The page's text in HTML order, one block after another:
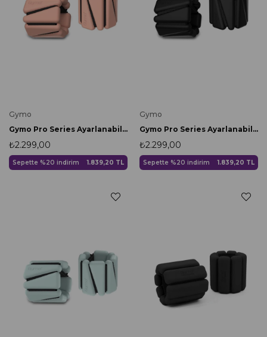
Gymo
Gymo Pro Series Ayarlanabilir Silikon Bilek Ağırlığı 2x500gr Üçgen Somon
₺2.299,00
Sepette %20 indirim 1.839,20 TL
Gymo
Gymo Pro Series Ayarlanabilir Silikon Bilek Ağırlığı 2x500gr Üçgen Siyah
₺2.299,00
Sepette %20 indirim 1.839,20 TL